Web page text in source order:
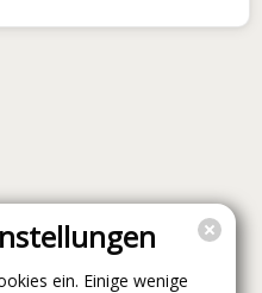
ein. Einige wenige